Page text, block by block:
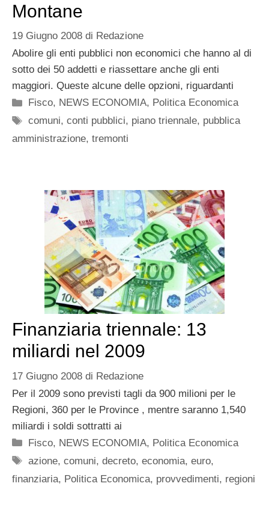
Montane
19 Giugno 2008 di Redazione
Abolire gli enti pubblici non economici che hanno al di
sotto dei 50 addetti e riassettare anche gli enti
maggiori. Queste alcune delle opzioni, riguardanti
Categorie
Fisco, NEWS ECONOMIA, Politica Economica
Tag
comuni,conti pubblici, piano triennale, pubblica
amministrazione, tremonti
Finanziaria triennale: 13
miliardi nel 2009
17 Giugno 2008 di Redazione
Per il 2009 sono previsti tagli da 900 milioni per le
Regioni, 360 per le Province , mentre saranno 1,540
miliardi i soldi sottratti ai
Categorie
Fisco, NEWS ECONOMIA, Politica Economica
Tag
azione,comuni,decreto,economia,euro,
finanziaria, Politica Economica, provvedimenti, regioni